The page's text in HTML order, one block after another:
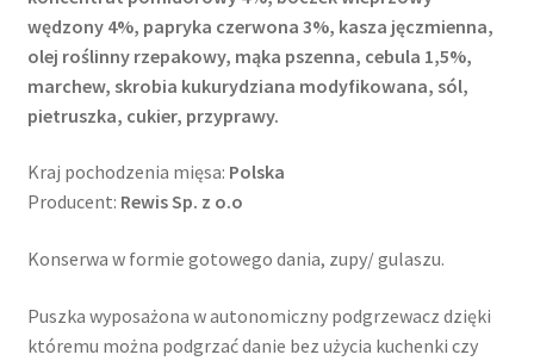
wędzony 4%, papryka czerwona 3%, kasza jęczmienna,
olej roślinny rzepakowy, mąka pszenna, cebula 1,5%,
marchew, skrobia kukurydziana modyfikowana, sól,
pietruszka, cukier, przyprawy.
Kraj pochodzenia mięsa: Polska
Producent: Rewis Sp. z o.o
Konserwa w formie gotowego dania, zupy/ gulaszu.
Puszka wyposażona w autonomiczny podgrzewacz dzięki
któremu można podgrzać danie bez użycia kuchenki czy